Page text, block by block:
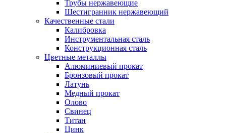
Трубы нержавеющие
Шестигранник нержавеющий
Качественные стали
Калибровка
Инструментальная сталь
Конструкционная сталь
Цветные металлы
Алюминиевый прокат
Бронзовый прокат
Латунь
Медный прокат
Олово
Свинец
Титан
Цинк